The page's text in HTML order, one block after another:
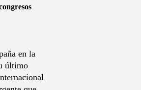
en la
último